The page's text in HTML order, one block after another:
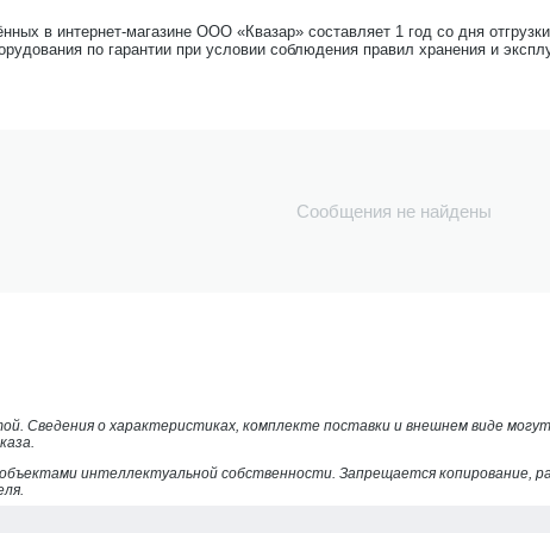
в интернет-магазине ООО «Квазар» составляет 1 год со дня
по гарантии при условии соблюдения правил хранения и
Сообщения не найдены
Сведения о характеристиках, комплекте поставки и внешнем виде
интеллектуальной собственности. Запрещается копирование,